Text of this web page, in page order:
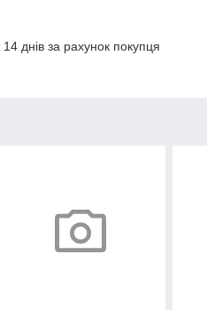
днів за рахунок покупця